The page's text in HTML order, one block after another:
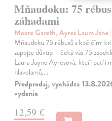
Mňaudoku: 75
záhadami
Moore Gareth, Ayres Laura Jane
Mňaudoku 75 rébusů s kočičími
zapojte důvtip – čeká vás 75
Laura Jayne Ayresová, kteří patří
hlavolamů,…
Predpredaj, vychádza
vydania
12,59 €